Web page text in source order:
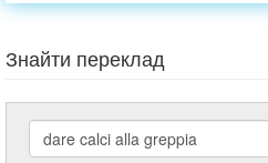
Знайти переклад